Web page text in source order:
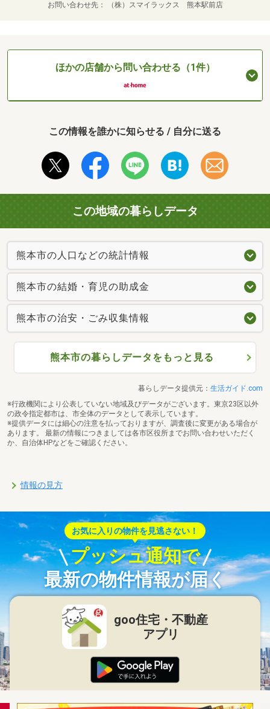
お問い合わせ先 （株）スマイラックス 熊本駅前店
ほかの店舗から問い合わせる（1件）
この情報を誰かに知らせる / 自分に送る
この地域の暮らしデータ
熊本市の人口などの統計情報
熊本市の結婚・育児の助成金
熊本市の治安・ごみ収集情報
熊本市の暮らしデータをもっと見る
暮らしデータ提供元： 生活ガイド.com
※行政機関により公表していない地域及びデータがございます。東京23区以外
の政令指定都市は、市全体のデータとして表示しています。
※提供データには細心の注意を払っておりますが、調査後に変更がある場合が
あります。 最新の情報につきましては各市区役所までお問い合わせいただく
か、自治体HPなどをご確認ください。
情報の見方
お気に入りの物件を見逃さない！
プッシュ通知で
最新の物件情報が届く
goo住宅・不動産
アプリ